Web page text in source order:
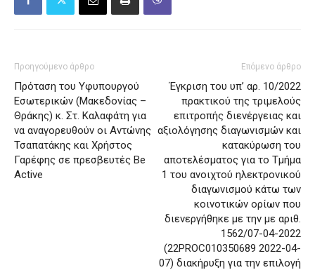
Προηγούμενο άρθρο
Πρόταση του Υφυπουργού
Εσωτερικών (Μακεδονίας –
Θράκης) κ. Στ. Καλαφάτη για
να αναγορευθούν οι Αντώνης
Τσαπατάκης και Χρήστος
Γαρέφης σε πρεσβευτές Be
Active
Επόμενο άρθρο
Έγκριση του υπ’ αρ. 10/2022
πρακτικού της τριμελούς
επιτροπής διενέργειας και
αξιολόγησης διαγωνισμών και
κατακύρωση του
αποτελέσματος για το Τμήμα
1 του ανοιχτού ηλεκτρονικού
διαγωνισμού κάτω των
κοινοτικών ορίων που
διενεργήθηκε με την με αριθ.
1562/07-04-2022
(22PROC010350689 2022-04-
07) διακήρυξη για την επιλογή